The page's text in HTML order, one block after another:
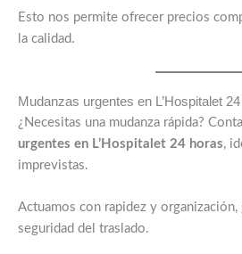
Esto nos permite ofrecer precios
la calidad.
Mudanzas urgentes en L’Hospitalet
¿Necesitas una mudanza rápida?
urgentes en L’Hospitalet 24 horas,
imprevistas.
Actuamos con rapidez y
seguridad del traslado.